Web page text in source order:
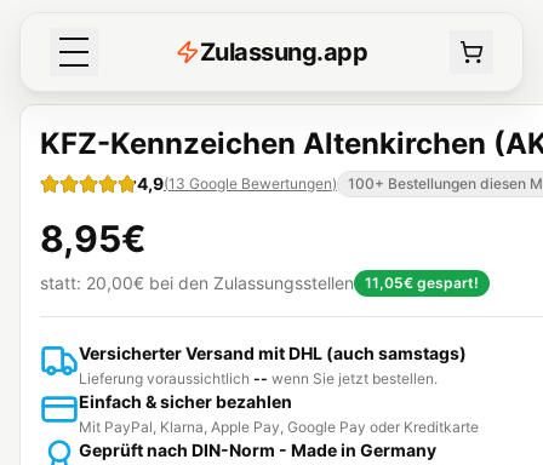
Zulassung.app
KFZ-Kennzeichen Altenkirchen
4,9(13 Google Bewertungen) 100+ Bestellungen diesen
8,95€
statt: 20,00€ bei den Zulassungsstellen 11,05€ gespart!
Versicherter Versand mit DHL (auch samstags)
Lieferung voraussichtlich -- wenn Sie jetzt bestellen.
Einfach & sicher bezahlen
Mit PayPal, Klarna, Apple Pay, Google Pay oder Kreditkarte
Geprüft nach DIN-Norm - Made in Germany